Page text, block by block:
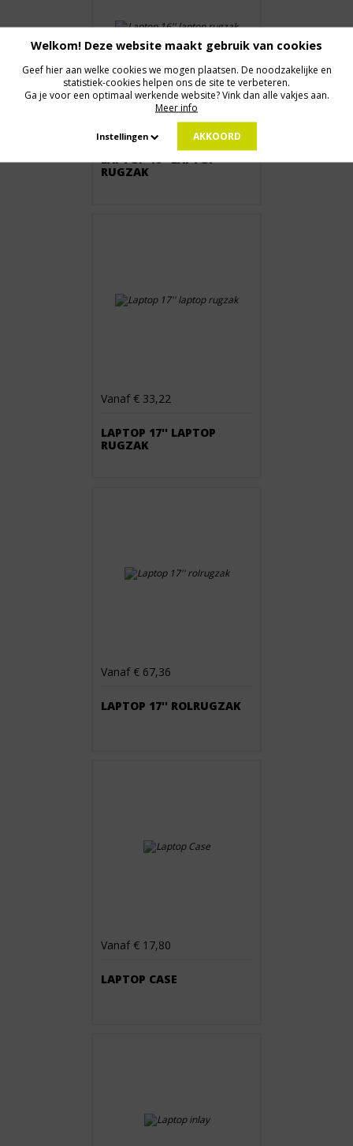
LAPTOP 16'' LAPTOP
RUGZAK
Vanaf € 33,22
LAPTOP 17'' LAPTOP
RUGZAK
Vanaf € 67,36
LAPTOP 17'' ROLRUGZAK
Vanaf € 17,80
LAPTOP CASE
Welkom! Deze website maakt gebruik van cookies
Geef hier aan welke cookies we mogen plaatsen. De noodzakelijke en
statistiek-cookies helpen ons de site te verbeteren.
Ga je voor een optimaal werkende website? Vink dan alle vakjes aan.
Meer info
Instellingen AKKOORD